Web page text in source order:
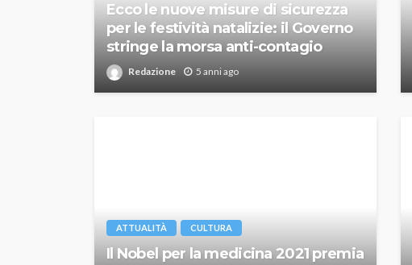
Ecco le nuove misure di sicurezza
per le festività natalizie: il Governo
stringe la morsa anti-contagio
Redazione 5 anni ago
ATTUALITÀ CULTURA
Il Nobel per la medicina 2021 premia